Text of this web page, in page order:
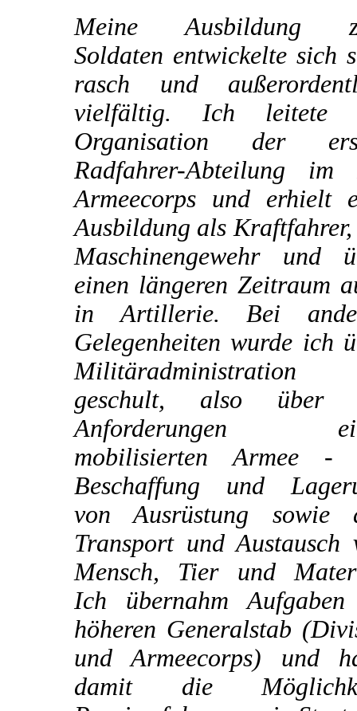
Meine Ausbildung
Soldaten entwickelte sich
rasch und
vielfältig. Ich leitete
Organisation der
Radfahrer-Abteilung
Armeecorps und erhielt
Ausbildung als Kraftfahrer,
Maschinengewehr und
einen längeren Zeitraum
in Artillerie. Bei
Gelegenheiten wurde ich
Militäradministration
geschult, also über
Anforderungen
mobilisierten Armee -
Beschaffung und
von Ausrüstung sowie
Transport und Austausch
Mensch, Tier und
Ich übernahm
höheren Generalstab
und Armeecorps) und
damit die